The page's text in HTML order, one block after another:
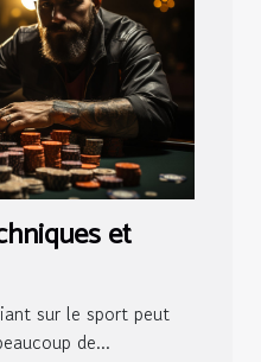
et
sur le sport peut
de...